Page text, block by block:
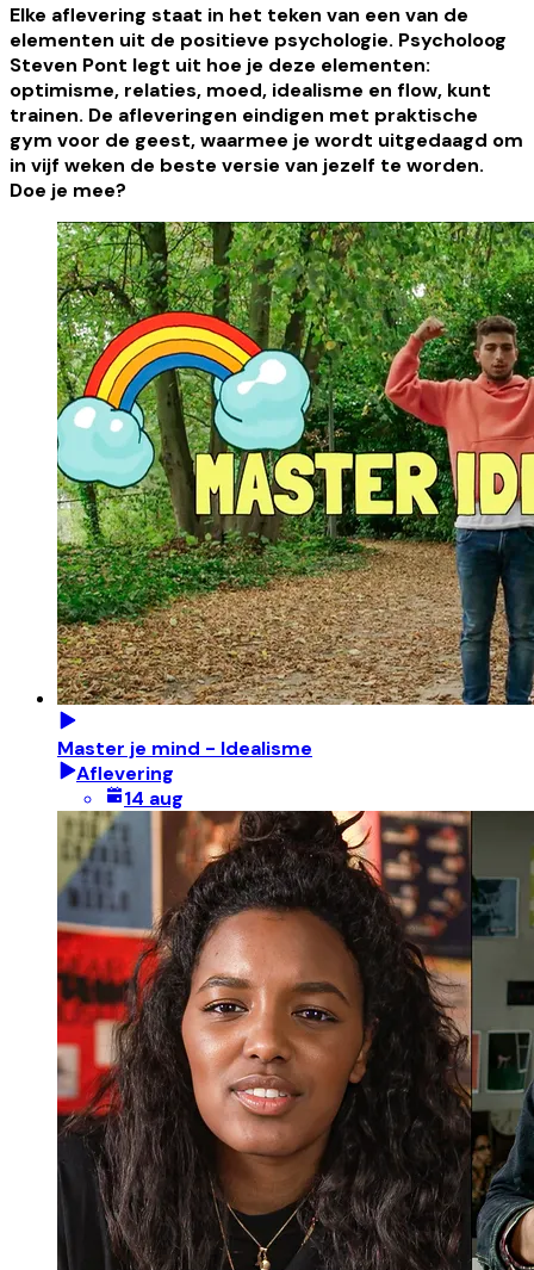
Elke aflevering staat in het teken van een van de
elementen uit de positieve psychologie. Psycholoog
Steven Pont legt uit hoe je deze elementen:
optimisme, relaties, moed, idealisme en flow, kunt
trainen. De afleveringen eindigen met praktische
gym voor de geest, waarmee je wordt uitgedaagd om
in vijf weken de beste versie van jezelf te worden.
Doe je mee?
Master je mind - Idealisme
Aflevering
14 aug